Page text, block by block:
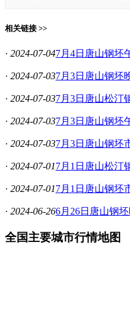
相关链接 >>
· 2024-07-047月4日唐山钢坯
· 2024-07-037月3日唐山钢坯
· 2024-07-037月3日唐山松汀
· 2024-07-037月3日唐山钢坯
· 2024-07-037月3日唐山钢坯
· 2024-07-017月1日唐山松汀
· 2024-07-017月1日唐山钢坯
· 2024-06-266月26日唐山钢
全国主要城市行情地图